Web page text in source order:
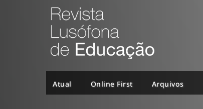
Atual Online First Arquivos